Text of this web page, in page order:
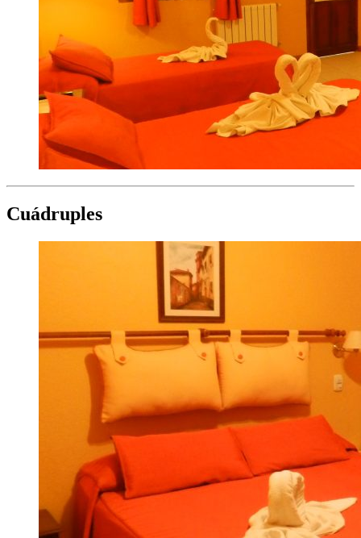
Cuádruples